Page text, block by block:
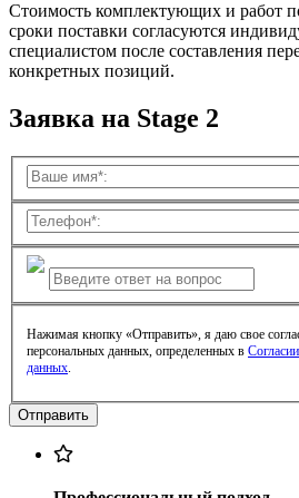
Стоимость комплектующих и работ
сроки поставки согласуются
специалистом после составления
конкретных позиций.
Заявка на Stage 2
Нажимая кнопку «Отправить», я даю свое
персональных данных, определенных в
данных